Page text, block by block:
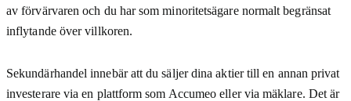
av förvärvaren och du har som minoritetsägare normalt begränsat
inflytande över villkoren.
Sekundärhandel innebär att du säljer dina aktier till en annan privat
investerare via en plattform som Accumeo eller via mäklare. Det är